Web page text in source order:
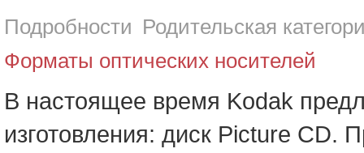
Подробности Родительская
Форматы оптических носителей
В настоящее время Kodak
изготовления: диск Picture CD.